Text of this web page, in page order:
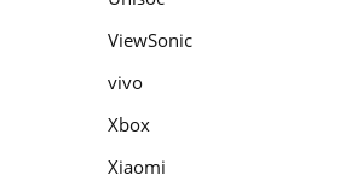
ViewSonic
vivo
Xbox
Xiaomi